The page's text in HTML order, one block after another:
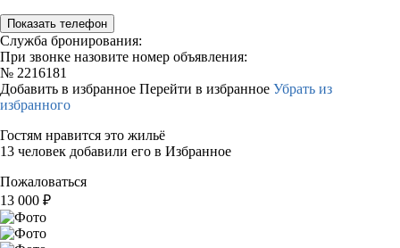
Показать телефон
Служба бронирования:
При звонке назовите номер объявления:
№ 2216181
Добавить в избранное Перейти в избранное Убрать из
избранного
Гостям нравится это жильё
13 человек добавили его в Избранное
Пожаловаться
13 000 ₽